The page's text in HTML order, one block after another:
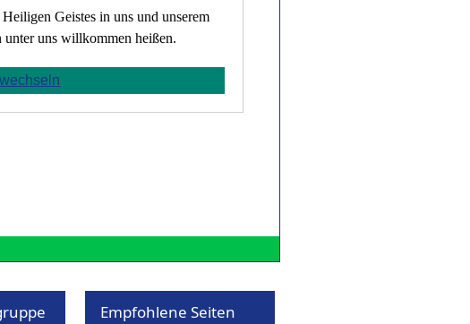
Geistes in uns und unserem
unter uns willkommen heißen.
Empfohlene Seiten